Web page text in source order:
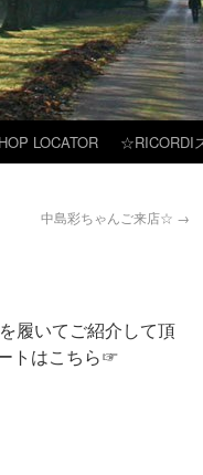
LOCATOR ☆RICORDI
中島彩ちゃんご来店☆ →
履いてご紹介して頂
トはこちら☞